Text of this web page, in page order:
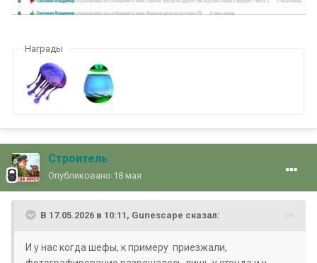
Награды
Строитель
Опубликовано 18 мая
В 17.05.2026 в 10:11, Gunescape сказал:
И у нас когда шефы, к примеру приезжали,